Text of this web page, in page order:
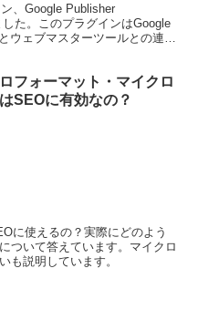
、Google Publisher
た。このプラグインはGoogle
ウェブマスターツールとの連携
フォーマット・マイクロ
SEOに有効なの？
に使えるの？実際にどのよう
ついて答えています。マイクロ
も説明しています。